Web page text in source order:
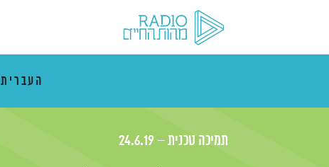
העברית
תמיכה טכנית – 24.6.19